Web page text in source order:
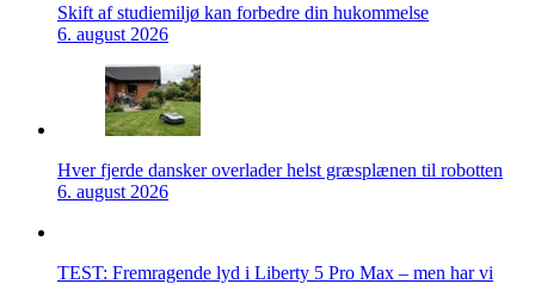
Skift af studiemiljø kan forbedre din hukommelse
6. august 2026
Hver fjerde dansker overlader helst græsplænen til robotten
6. august 2026
TEST: Fremragende lyd i Liberty 5 Pro Max – men har vi